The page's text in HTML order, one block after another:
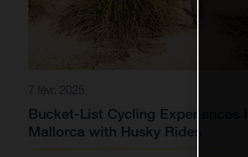
7 févr. 2025
Bucket-List Cycling Experiences in
Mallorca with Husky Rides